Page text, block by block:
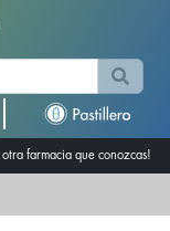
farmacia que conozcas!